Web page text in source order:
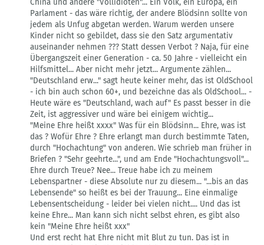
Parlament - das wäre richtig, der andere Blödsinn sollte von
jedem als Unfug abgetan werden. Warum werden unsere
Kinder nicht so gebildet, dass sie den Satz argumentativ
auseinander nehmen ??? Statt dessen Verbot ? Naja, für eine
Übergangszeit einer Generation - ca. 50 Jahre - vielleicht ein
Hilfsmittel... Aber nicht mehr jetzt... Argumente zählen...
"Deutschland erw..." sagt heute keiner mehr, das ist OldSchool
- ich bin auch schon 60+, und bezeichne das als OldSchool... -
Heute wäre es "Deutschland, wach auf" Es passt besser in die
Zeit, ist aggressiver und wäre bei einigem wichtig...
"Meine Ehre heißt xxxx" Was für ein Blödsinn... Ehre, was ist
das ? Wofür Ehre ? Ehre erlangt man durch bestimmte Taten,
durch "Hochachtung" von anderen. Wie schrieb man früher in
Briefen ? "Sehr geehrte...", und am Ende "Hochachtungsvoll"...
Ehre durch Treue? Nee... Treue habe ich zu meinem
Lebenspartner - diese Absolute nur zu diesem... "...bis an das
Lebensende" so heißt es bei der Trauung... Eine einmalige
Lebensentscheidung - leider bei vielen nicht.... Und das ist
keine Ehre... Man kann sich nicht selbst ehren, es gibt also
kein "Meine Ehre heißt xxx"
Und erst recht hat Ehre nicht mit Blut zu tun. Das ist in